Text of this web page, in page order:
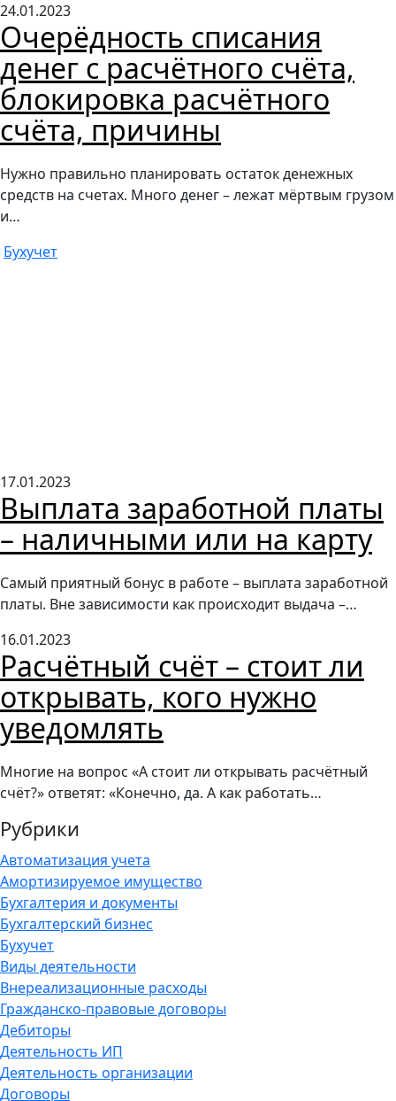
24.01.2023
Очерёдность списания
денег с расчётного счёта,
блокировка расчётного
счёта, причины
Нужно правильно планировать остаток денежных
средств на счетах. Много денег – лежат мёртвым грузом
и…
Бухучет
17.01.2023
Выплата заработной платы
– наличными или на карту
Самый приятный бонус в работе – выплата заработной
платы. Вне зависимости как происходит выдача –…
16.01.2023
Расчётный счёт – стоит ли
открывать, кого нужно
уведомлять
Многие на вопрос «А стоит ли открывать расчётный
счёт?» ответят: «Конечно, да. А как работать…
Рубрики
Автоматизация учета
Амортизируемое имущество
Бухгалтерия и документы
Бухгалтерский бизнес
Бухучет
Виды деятельности
Внереализационные расходы
Гражданско-правовые договоры
Дебиторы
Деятельность ИП
Деятельность организации
Договоры